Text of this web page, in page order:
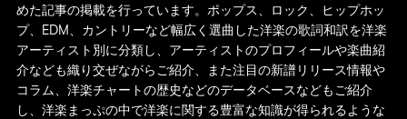
めた記事の掲載を行っています。ポップス、ロック、ヒップホッ
プ、EDM、カントリーなど幅広く選曲した洋楽の歌詞和訳を洋楽
アーティスト別に分類し、アーティストのプロフィールや楽曲紹
介なども織り交ぜながらご紹介、また注目の新譜リリース情報や
コラム、洋楽チャートの歴史などのデータベースなどもご紹介
し、洋楽まっぷの中で洋楽に関する豊富な知識が得られるような